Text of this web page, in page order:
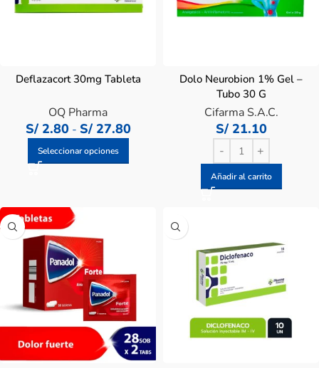
Deflazacort 30mg Tableta
OQ Pharma
S/2.80 - S/27.80
Seleccionar opciones
Dolo Neurobion 1% Gel –
Tubo 30 G
Cifarma S.A.C.
S/21.10
Añadir al carrito